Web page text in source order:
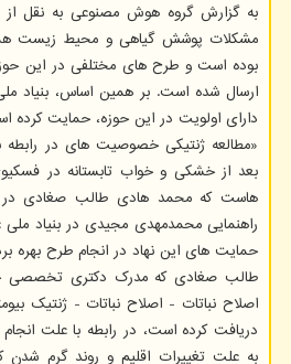
مشکلات پوشش گیاهی و محیط زیست
بوده است و طرح های مختلفی در این
ارسال شده است. بر همین اساس، بنیاد
دارای اولویت در این حوزه، حمایت کرده
«مطالعه ژنتیکی خصوصیت های در رابطه
بعد از خشکی و خواب تابستانه در
هاست که محمد هادی طالب صغادی در
راهنمایی محمدمهدی مجیدی در بنیاد ملی
حمایت های این نهاد در انجام طرح بهره
طالب صغادی که مدرک دکتری تخصصی
اصلاح نباتات - اصلاح نباتات - ژنتیک
دریافت کرده است، در رابطه با علت
به علت تغییرات اقلیم و روند گرم شدن